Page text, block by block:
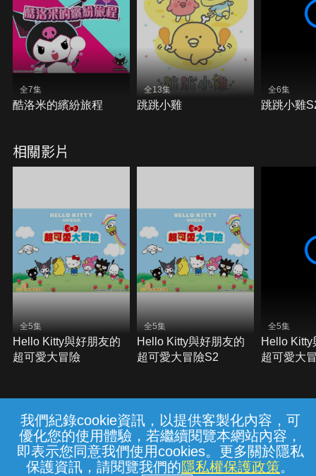
我們紀錄cookie資訊，以提供客製化內容，可
優化您的使用體驗，若繼續閱覽本網站內容，
即表示您同意我們使用cookies。更多關於隱私
保護資訊，請閱覽我們的隱私權保護政策。
全7集
酷洛米的繽紛旅程
全13集
跳跳小雞
全6集
跳跳小雞
相關影片
全5集
Hello Kitty與好朋友的
超可愛大冒險
全5集
Hello Kitty與好朋友的
超可愛大冒險S2
全5集
Hello Kitty
超可愛大
常見問題 線上客服 服務條款 隱私權保護
{{notifyMsg}}